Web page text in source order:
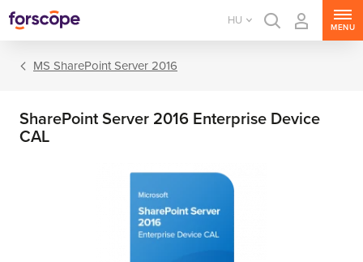
HU
MENU
MS SharePoint Server 2016
SharePoint Server 2016 Enterprise Device
CAL